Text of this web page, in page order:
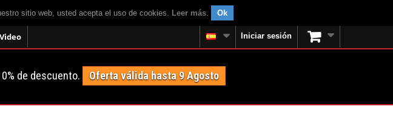
sitio web, usted acepta el uso de cookies. Leer más. Ok
Video Iniciar sesión
de descuento. Oferta válida hasta 9 Agosto